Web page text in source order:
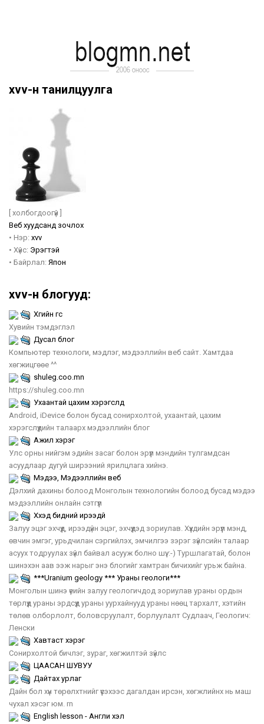
xvv-н танилцуулга
[ холбогдоогүй ]
Веб хуудсанд зочлох
• Нэр: xvv
• Хүйс: Эрэгтэй
• Байрлал: Япон
xvv-н блогууд:
Хүүгийн үгс
Хувийн тэмдэглэл
Дусал блог
Компьютер технологи, мэдлэг, мэдээллийн веб сайт. Хамтдаа
хөгжицгөөе ^^
shuleg.coo.mn
https://shuleg.coo.mn
Ухаантай цахим хэрэгслүүд
Android, iDevice болон бусад сонирхолтой, ухаантай, цахим
хэрэгслүүдийн талаарх мэдээллийн блог
Ажил хэрэг
Улс орны нийгэм эдийн засаг болон эрүүл мэндийн тулгамдсан
асуудлаар дугуй ширээний ярилцлага хийнэ.
Мэдээ, Мэдээллийн веб
Дэлхий дахины болоод Монголын технологийн болоод бусад мэдээ
мэдээллийн онлайн сэтгүүл
Хүүхэд бидний ирээдүй
Залуу эцэг эхчүүд, ирээдүйн эцэг, эхчүүдэд зориулав. Хүүхдийн эрүүл мэнд,
өвчин эмгэг, урьдчилан сэргийлэх, эмчилгээ зэрэг зүйлсийн талаар
асуух тодруулах зүйл байвал асууж болно шүү. :-) Туршлагатай, болон
шинэхэн аав ээж нарыг энэ блогийг хамтран бичихийг урьж байна.
***Uranium geology *** Ураны геологи***
Монголын шинэ үеийн залуу геологичдод зориулав ураны ордын
төрлүүд ураны эрдсүүд ураны уурхайнууд ураны нөөц тархалт, хэтийн
төлөв олборлолт, боловсруулалт, борлуулалт Судлаач, Геологич:
Ленски
Хавтаст хэрэг
Сонирхолтой бичлэг, зураг, хөгжилтэй зүйлс
ЦААСАН ШУВУУ
Дайтах урлаг
Дайн бол хүн төрөлхтнийг үүсэхээс дагалдан ирсэн, хөгжлийнх нь маш
чухал хэсэг юм. rn
English lesson - Англи хэл